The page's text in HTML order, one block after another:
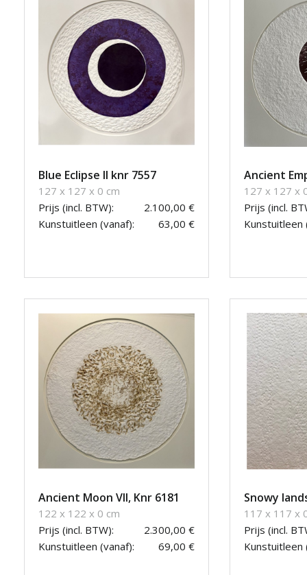
Blue Eclipse II knr 7557
127 x 127 x 0 cm
Prijs (incl. BTW):
2.100,00 €
Kunstuitleen (vanaf):
63,00 €
Ancient
127 x 127 x
Prijs (incl.
Kunstuitleen
Ancient Moon VII, Knr 6181
122 x 122 x 0 cm
Prijs (incl. BTW):
2.300,00 €
Kunstuitleen (vanaf):
69,00 €
Snowy
117 x 117 x
Prijs (incl.
Kunstuitleen